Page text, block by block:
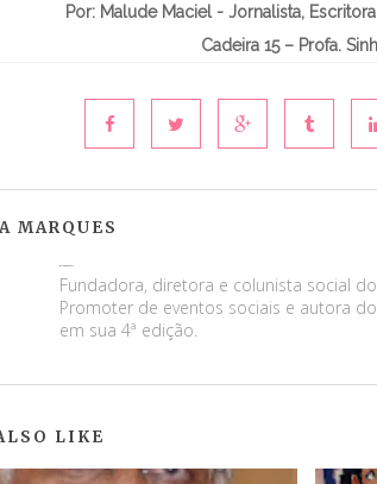
Por: Malude Maciel - Jornalista,
Cadeira 15 – Profa.
MARQUES
Fundadora, diretora e colunista social
Promoter de eventos sociais e autora
em sua 4ª edição.
LIKE